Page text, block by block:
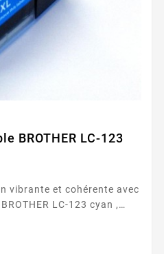
BROTHER LC-123
vibrante et cohérente avec
Conçue pour
de haute qualité,
chaque page est